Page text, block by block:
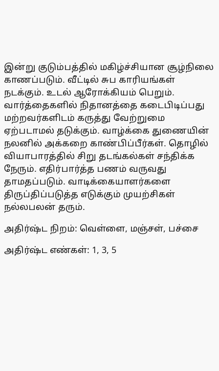
இன்று குடும்பத்தில் மகிழ்ச்சியான சூழ்நிலை
காணப்படும். வீட்டில் சுப காரியங்கள்
நடக்கும். உடல் ஆரோக்கியம் பெறும்.
வார்த்தைகளில் நிதானத்தை கடைபிடிப்பது
மற்றவர்களிடம் கருத்து வேற்றுமை
ஏற்படாமல் தடுக்கும். வாழ்க்கை துணையின்
நலனில் அக்கறை காண்பிப்பீர்கள். தொழில்
வியாபாரத்தில் சிறு தடங்கல்கள் சந்திக்க
நேரும். எதிர்பார்த்த பணம் வருவது
தாமதப்படும். வாடிக்கையாளர்களை
திருப்திப்படுத்த எடுக்கும் முயற்சிகள்
நல்லபலன் தரும்.
அதிர்ஷ்ட நிறம்: வெள்ளை, மஞ்சள், பச்சை
அதிர்ஷ்ட எண்கள்: 1, 3, 5